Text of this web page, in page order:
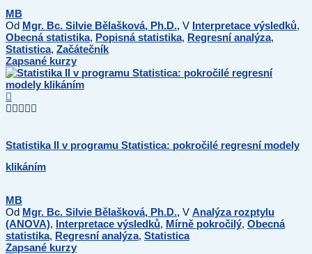
MB
Od Mgr. Bc. Silvie Bělašková, Ph.D., V Interpretace výsledků,
Obecná statistika, Popisná statistika, Regresní analýza,
Statistica, Začátečník
Zapsané kurzy
Statistika II v programu Statistica: pokročilé regresní modely
klikáním
MB
Od Mgr. Bc. Silvie Bělašková, Ph.D., V Analýza rozptylu
(ANOVA), Interpretace výsledků, Mírně pokročilý, Obecná
statistika, Regresní analýza, Statistica
Zapsané kurzy